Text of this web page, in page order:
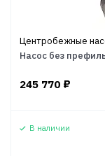
Центробежные
Насос без
245 770 ₽
В наличии